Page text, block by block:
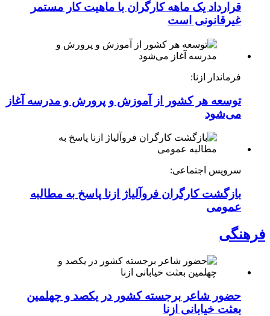
قرارداد یک ماهه کارگران با ماهیت کار مستمر
غیرقانونی است
فرماندار ازنا:
توسعه هر کشور از آموزش و پرورش و مدرسه آغاز
می‌شود
سرویس اجتماعی:
بازگشت کارگران فروآلیاژ ازنا پاسخ به مطالبه
عمومی
فرهنگی
حضور شاعر برجسته کشور در یکصد و چهلمین
بعثت خیابانی ازنا